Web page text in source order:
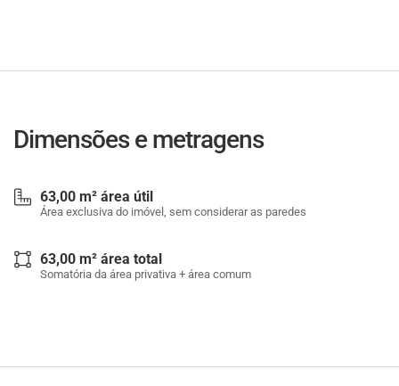
Dimensões e metragens
63,00 m² área útil
Área exclusiva do imóvel, sem considerar as paredes
63,00 m² área total
Somatória da área privativa + área comum